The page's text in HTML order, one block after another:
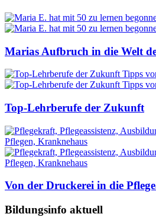
Marias Aufbruch in die Welt
Top-Lehrberufe der Zukunft
Von der Druckerei in die
Bildungsinfo aktuell